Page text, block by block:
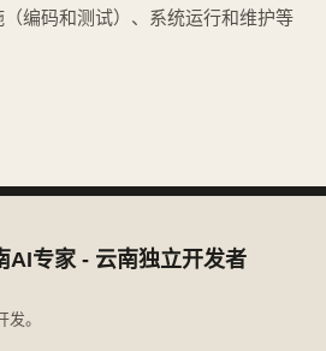
编码和测试）、系统运行和维护等
AI专家 - 云南独立开发者
。